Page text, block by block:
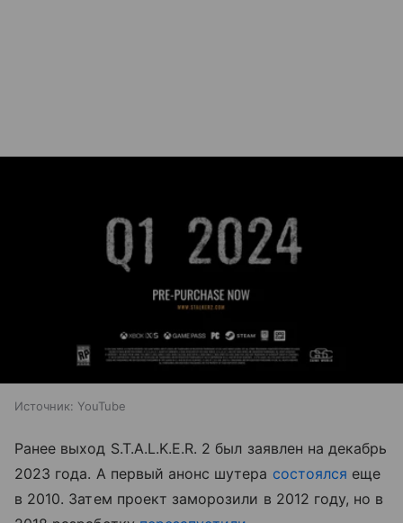
Источник: YouTube
Ранее выход S.T.A.L.K.E.R. 2 был заявлен на декабрь
2023 года. А первый анонс шутера состоялся еще
в 2010. Затем проект заморозили в 2012 году, но в